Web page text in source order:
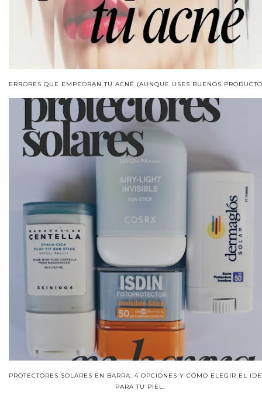
ERRORES QUE EMPEORAN TU ACNÉ (AUNQUE USES BUENOS
PROTECTORES SOLARES EN BARRA: 4 OPCIONES Y CÓMO ELEGIR EL
PARA TU PIEL.